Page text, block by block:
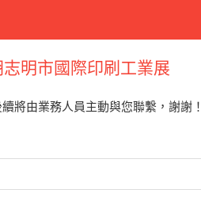
明市國際印刷工業展
將由業務人員主動與您聯繫，謝謝！